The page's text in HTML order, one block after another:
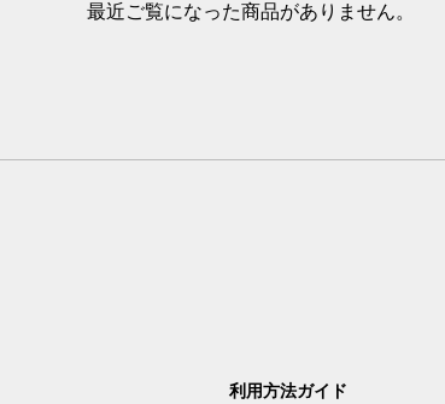
最近ご覧になった商品がありません。
利用方法ガイド